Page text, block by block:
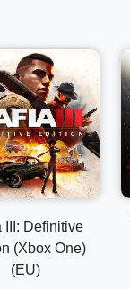
III: Definitive
(Xbox One)
(EU)